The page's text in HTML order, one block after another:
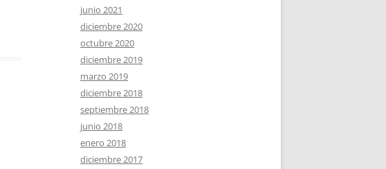
junio 2021
diciembre 2020
octubre 2020
diciembre 2019
marzo 2019
diciembre 2018
septiembre 2018
junio 2018
enero 2018
diciembre 2017